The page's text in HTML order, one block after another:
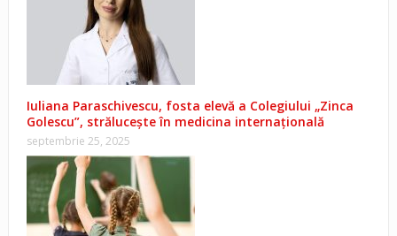
Iuliana Paraschivescu, fosta elevă a Colegiului „Zinca
Golescu”, strălucește în medicina internațională
septembrie 25, 2025